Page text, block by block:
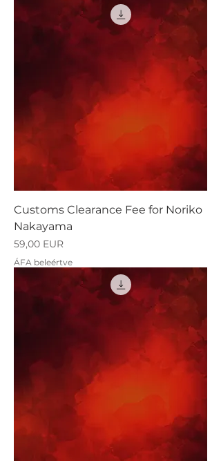
Customs Clearance Fee for Noriko
Nakayama
Ár
59,00 EUR
ÁFA beleértve